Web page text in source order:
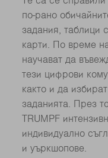
по-рано
задания, таблици
карти. По време
научават да
тези цифрови
както и да
заданията. През
TRUMPF
индивидуално
и уъркшопове.